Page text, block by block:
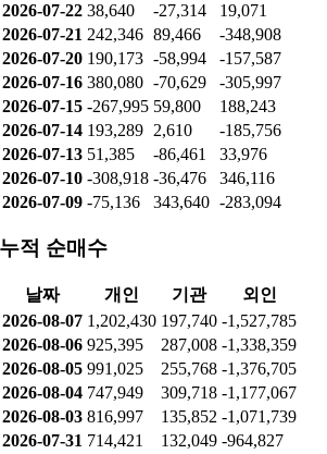
2026-07-22 38,640 -27,314
19,071
2026-07-21 242,346 89,466
-348,908
2026-07-20 190,173 -58,994
-157,587
2026-07-16 380,080 -70,629
-305,997
2026-07-15 -267,995 59,800
188,243
2026-07-14 193,289 2,610
-185,756
2026-07-13 51,385 -86,461
33,976
2026-07-10 -308,918 -36,476
346,116
2026-07-09 -75,136 343,640 -283,094
누적 순매수
날짜 개인 기관
외인
2026-08-07 1,202,430 197,740 -1,527,785
2026-08-06 925,395 287,008 -1,338,359
2026-08-05 991,025 255,768 -1,376,705
2026-08-04 747,949 309,718 -1,177,067
2026-08-03 816,997 135,852 -1,071,739
2026-07-31 714,421 132,049 -964,827